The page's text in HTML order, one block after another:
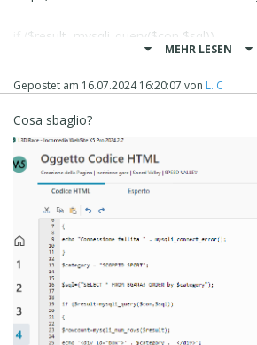
if ($result=mysqli_query($con,$sql))
$rowcount=mysqli_num_rows($result);
echo '<div id="box">' . $category . '</div>';
echo '<div id="box1">' . $rowcount . '</div>';
mysqli_free_result($result);
mysqli_close($con);
MEHR LESEN
Gepostet am 16.07.2024 16:20:07 von L. C
Cosa sbaglio?